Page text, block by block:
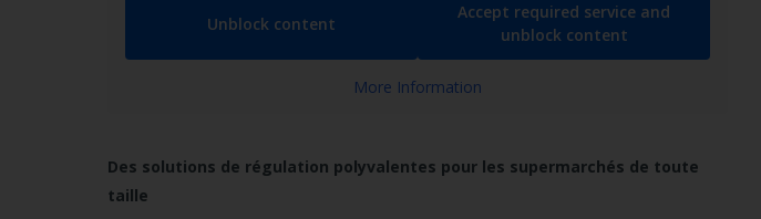
Unblock content
Accept required service and
unblock content
More Information
Des solutions de régulation polyvalentes pour les supermarchés de toute
taille